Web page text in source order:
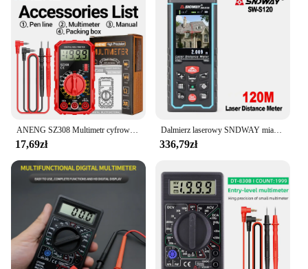
ANENG SZ308 Multimetr cyfrowy Miernik prądu AC/DC Miernik rezystancji napięcia Elektryk Podświetlenie LCD Ohm Test fali prostokątnej
17,69zł
Dalmierz laserowy SNDWAY miarka funkcja aparatu cyfrowego dalmierz laserowy kątowe narzędzie do dalmierza laserowego
336,79zł